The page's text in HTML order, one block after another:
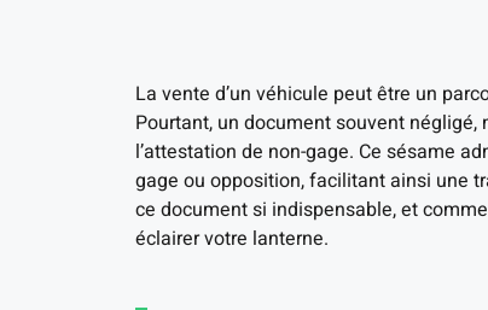
La vente d’un véhicule peut être un
Pourtant, un document souvent
l’attestation de non-gage. Ce sésame
gage ou opposition, facilitant ainsi une
ce document si indispensable, et
éclairer votre lanterne.